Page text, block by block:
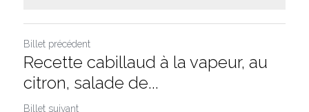
Billet précédent
Recette cabillaud à la vapeur, au
citron, salade de...
Billet suivant